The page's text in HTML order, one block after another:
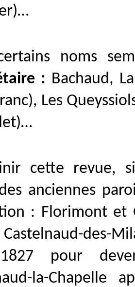
noms
: Bachaud,
Les
cette revue,
anciennes
: Florimont
des-
pour
la-Chapelle